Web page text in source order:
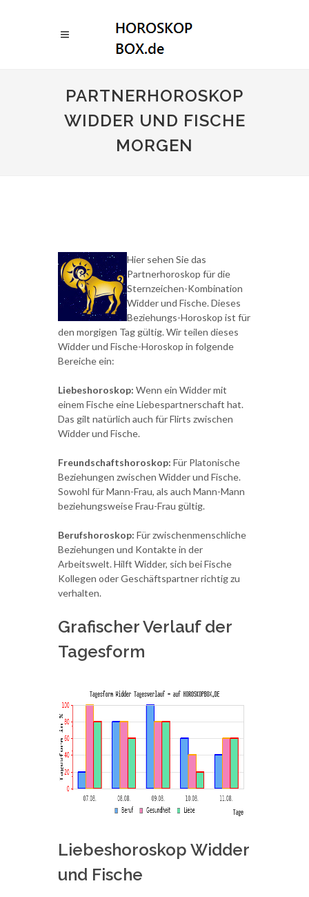
PARTNERHOROSKOP
WIDDER UND FISCHE
MORGEN
Hier sehen Sie das
Partnerhoroskop für die
Sternzeichen-Kombination
Widder und Fische. Dieses
Beziehungs-Horoskop ist für
den morgigen Tag gültig. Wir teilen dieses
Widder und Fische-Horoskop in folgende
Bereiche ein:
Liebeshoroskop: Wenn ein Widder mit
einem Fische eine Liebespartnerschaft hat.
Das gilt natürlich auch für Flirts zwischen
Widder und Fische.
Freundschaftshoroskop: Für Platonische
Beziehungen zwischen Widder und Fische.
Sowohl für Mann-Frau, als auch Mann-Mann
beziehungsweise Frau-Frau gültig.
Berufshoroskop: Für zwischenmenschliche
Beziehungen und Kontakte in der
Arbeitswelt. Hilft Widder, sich bei Fische
Kollegen oder Geschäftspartner richtig zu
verhalten.
Grafischer Verlauf der
Tagesform
Liebeshoroskop Widder
und Fische